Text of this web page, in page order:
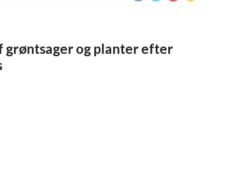
grøntsager og planter efter